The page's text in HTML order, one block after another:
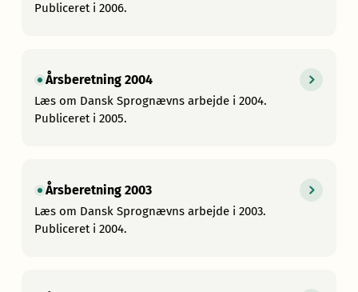
Publiceret i 2006.
Årsberetning 2004
Læs om Dansk Sprognævns arbejde i 2004.
Publiceret i 2005.
Årsberetning 2003
Læs om Dansk Sprognævns arbejde i 2003.
Publiceret i 2004.